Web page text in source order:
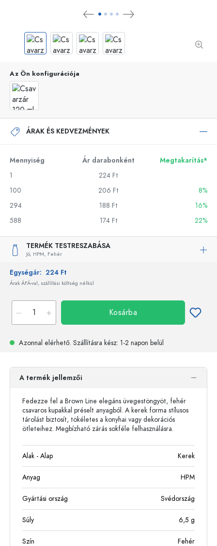
Az Ön konfigurációja
ÁRAK ÉS KEDVEZMÉNYEK
Mennyiség Ár darabonként
Megtakarítás*
1
224 Ft
100
206 Ft
8%
294
188 Ft
16%
588
174 Ft 22%
TERMÉK TESTRESZABÁSA
Jó, HPM, Fehér
Egységár: 224 Ft
Árak ÁFÁ-val, szállítási költség nélkül
Kosárba
Azonnal elérhető. Szállításra kész: 1-2 napon belül
A termék jellemzői
Fedezze fel a Brown Line elegáns üvegestöngyöt, fehér
csavaros kupakkal préselt anyagból. A kerek forma stílusos
tárolást biztosít, tökéletes a konyhai vagy dekorációs
ötleteihez. Megbízható zárás sokféle felhasználásra.
Alak - Alap Kerek
Anyag HPM
Gyártási ország Svédország
Súly 6,5 g
Szín Fehér